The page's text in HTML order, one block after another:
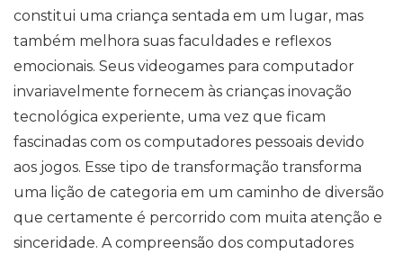
constitui uma criança sentada em um lugar, mas
também melhora suas faculdades e reflexos
emocionais. Seus videogames para computador
invariavelmente fornecem às crianças inovação
tecnológica experiente, uma vez que ficam
fascinadas com os computadores pessoais devido
aos jogos. Esse tipo de transformação transforma
uma lição de categoria em um caminho de diversão
que certamente é percorrido com muita atenção e
sinceridade. A compreensão dos computadores